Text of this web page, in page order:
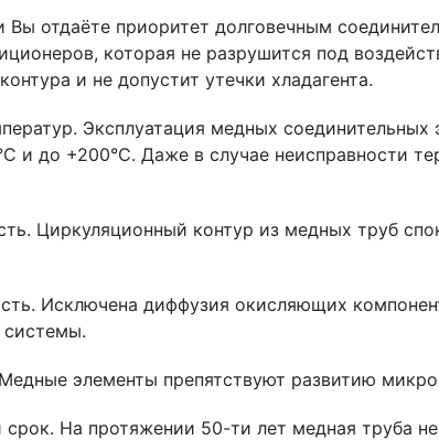
Вы отдаёте приоритет долговечным
которая не разрушится под
и не допустит утечки хладагента.
Эксплуатация медных
и до +200°C. Даже в случае неисправности
Циркуляционный контур из медных труб
Исключена диффузия окисляющих
системы.
элементы препятствуют развитию
На протяжении 50-ти лет медная труба